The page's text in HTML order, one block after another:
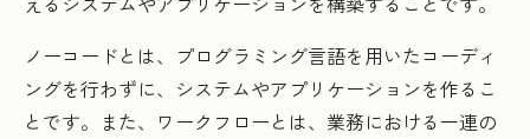
ノーコードとは、プログラミング言語を用いたコーディ
ングを行わずに、システムやアプリケーションを作るこ
とです。また、ワークフローとは、業務における一連の